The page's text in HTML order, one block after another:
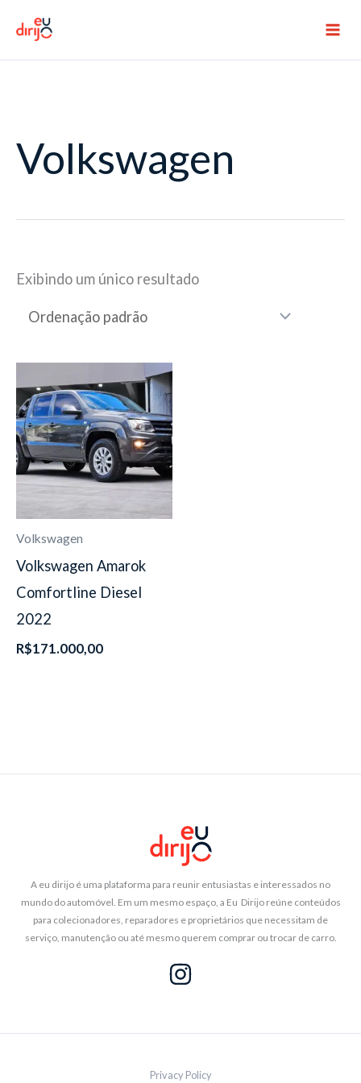
para
o
Volkswagen
Exibindo um único resultado
Volkswagen
Volkswagen Amarok
Comfortline Diesel
2022
R$171.000,00
A eu dirijo é uma plataforma para reunir entusiastas e interessados no
mundo do automóvel. Em um mesmo espaço, a Eu Dirijo reúne conteúdos
para colecionadores, reparadores e proprietários que necessitam de
serviço, manutenção ou até mesmo querem comprar ou trocar de carro.
Privacy Policy